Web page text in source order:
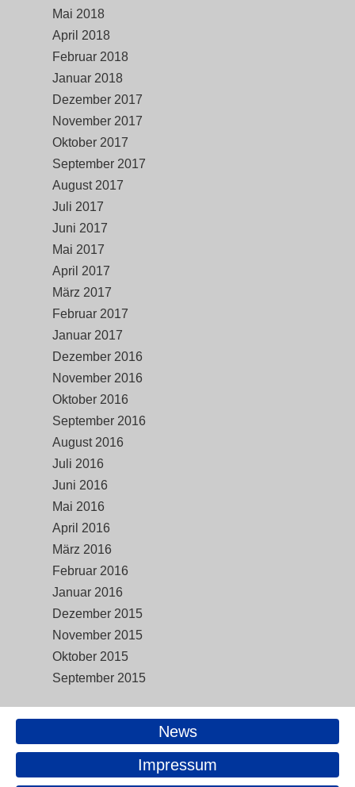
Mai 2018
April 2018
Februar 2018
Januar 2018
Dezember 2017
November 2017
Oktober 2017
September 2017
August 2017
Juli 2017
Juni 2017
Mai 2017
April 2017
März 2017
Februar 2017
Januar 2017
Dezember 2016
November 2016
Oktober 2016
September 2016
August 2016
Juli 2016
Juni 2016
Mai 2016
April 2016
März 2016
Februar 2016
Januar 2016
Dezember 2015
November 2015
Oktober 2015
September 2015
News
Impressum